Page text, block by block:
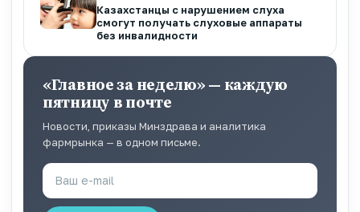
Казахстанцы с нарушением слуха
смогут получать слуховые аппараты
без инвалидности
«Главное за неделю» — каждую
пятницу в почте
Новости, приказы Минздрава и аналитика
фармрынка — в одном письме.